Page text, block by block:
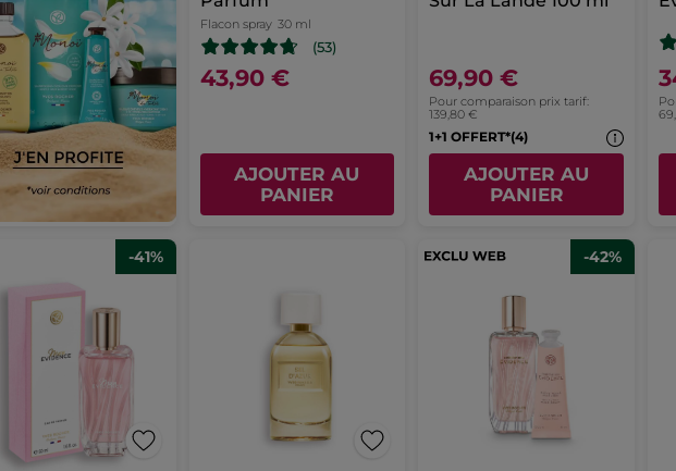
Flacon spray 30 ml
(53)
43,90 €
AJOUTER AU
PANIER
69,90 €
Pour comparaison prix tarif:
139,80 €
1+1 OFFERT*(4)
AJOUTER AU
PANIER
-41% -42%